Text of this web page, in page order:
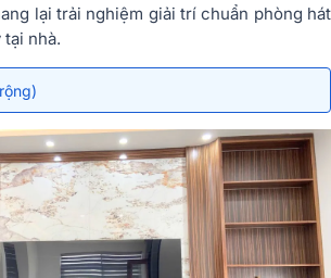
lại trải nghiệm giải trí chuẩn phòng hát
nhà.